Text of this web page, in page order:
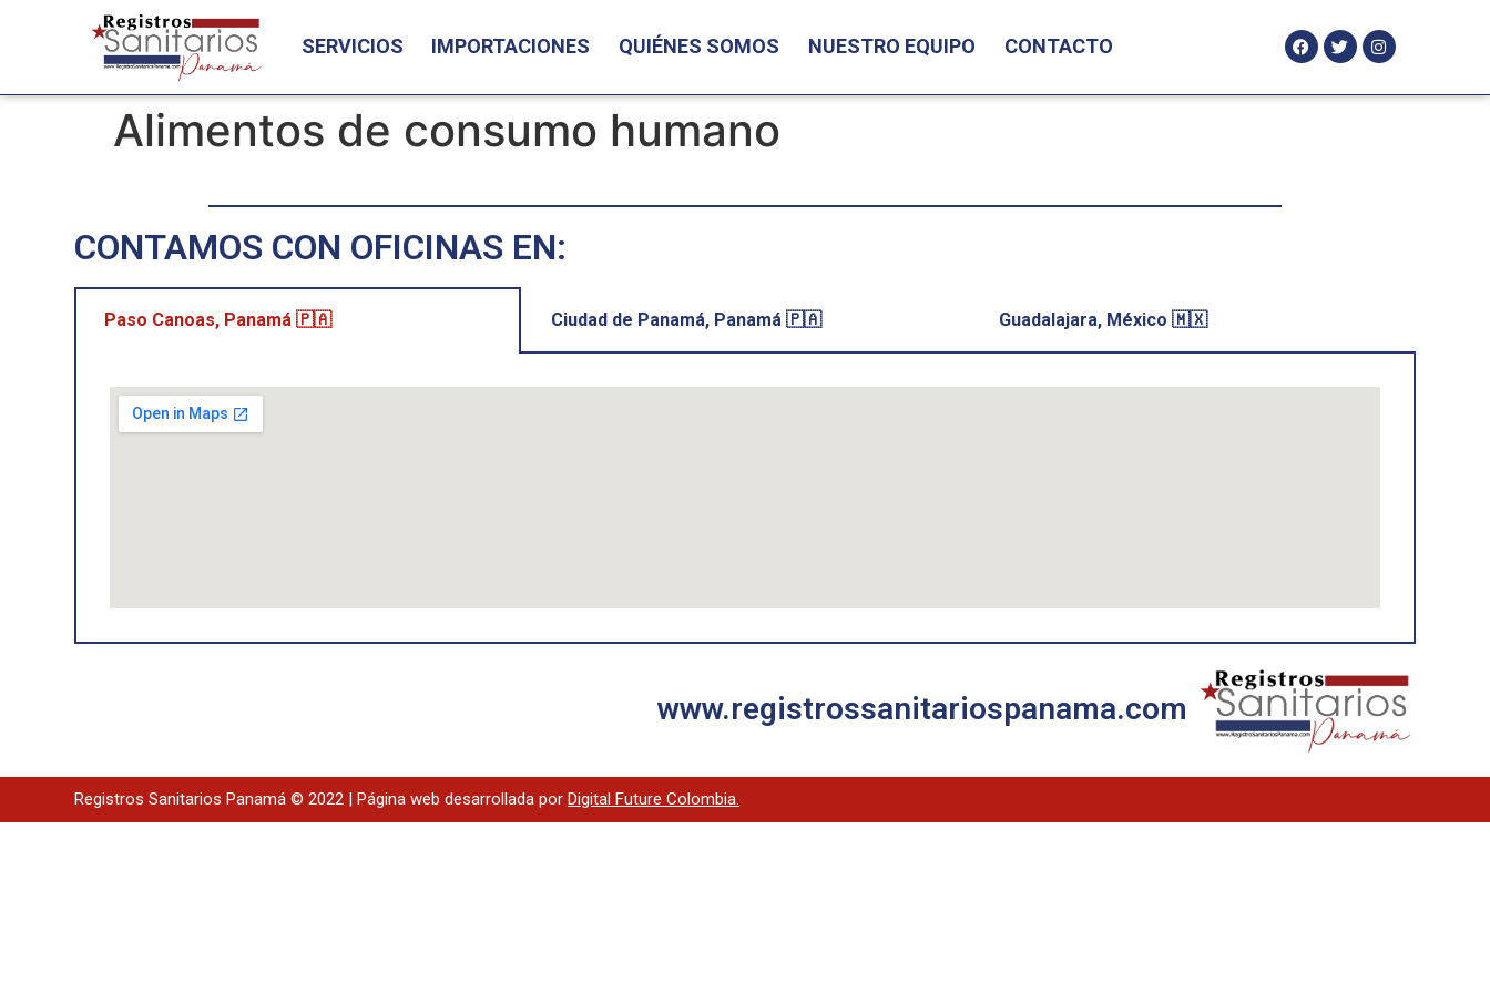
SERVICIOS IMPORTACIONES QUIÉNES SOMOS NUESTRO EQUIPO CONTACTO
Alimentos de consumo humano
CONTAMOS CON OFICINAS EN:
Paso Canoas, Panamá 🇵🇦 Ciudad de Panamá, Panamá 🇵🇦 Guadalajara, México 🇲🇽
www.registrossanitariospanama.com
Registros Sanitarios Panamá © 2022 | Página web desarrollada porDigital Future Colombia.